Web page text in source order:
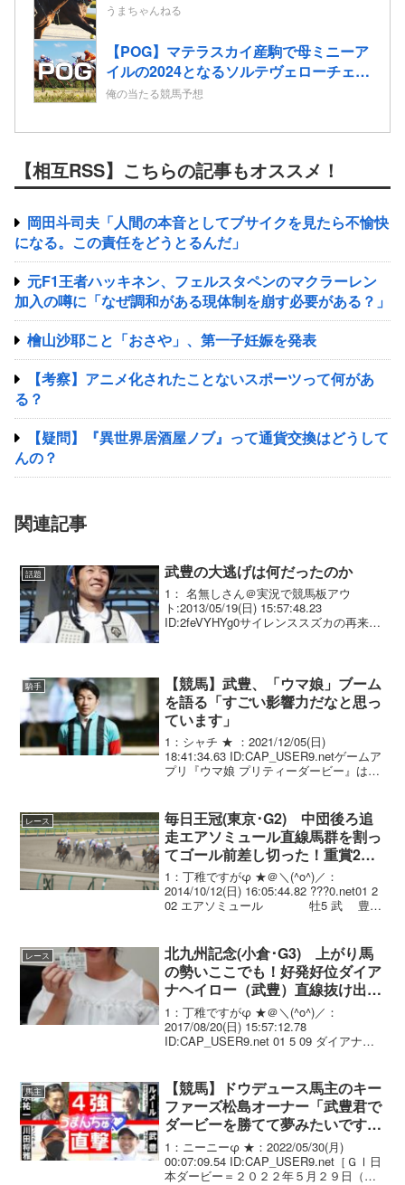
うまちゃんねる
【POG】マテラスカイ産駒で母ミニーア
イルの2024となるソルテヴェローチェの
2歳情報
俺の当たる競馬予想
【相互RSS】こちらの記事もオススメ！
岡田斗司夫「人間の本音としてブサイクを見たら不愉快
になる。この責任をどうとるんだ」
元F1王者ハッキネン、フェルスタペンのマクラーレン
加入の噂に「なぜ調和がある現体制を崩す必要がある？」
檜山沙耶こと「おさや」、第一子妊娠を発表
【考察】アニメ化されたことないスポーツって何があ
る？
【疑問】『異世界居酒屋ノブ』って通貨交換はどうして
んの？
関連記事
話題 武豊の大逃げは何だったのか
1： 名無しさん＠実況で競馬板アウ
ト:2013/05/19(日) 15:57:48.23
ID:2feVYHYg0サイレンススズカの再来か
騎手
【競馬】武豊、「ウマ娘」ブーム
を語る「すごい影響力だなと思っ
ています」
1：シャチ ★ ：2021/12/05(日)
18:41:34.63 ID:CAP_USER9.netゲームア
プリ『ウマ娘 プリティーダービー』は、
賞」や「Googl...
レース
毎日王冠(東京･G2) 中団後ろ追
走エアソミュール直線馬群を割っ
てゴール前差し切った！重賞2勝
目
1：丁稚ですがφ ★＠＼(^o^)／：
2014/10/12(日) 16:05:44.82 ???0.net01 2
02 エアソミュール 牡5 武 豊
レース
北九州記念(小倉･G3) 上がり馬
の勢いここでも！好発好位ダイア
ナヘイロー（武豊）直線抜け出し
4連勝！重賞初制覇
1：丁稚ですがφ ★＠＼(^o^)／：
2017/08/20(日) 15:57:12.78
ID:CAP_USER9.net 01 5 09 ダイアナヘ
馬主
【競馬】ドウデュース馬主のキー
ファーズ松島オーナー「武豊君で
ダービーを勝てて夢みたいです。
(凱旋門賞）行きます！」
1：ニーニーφ ★：2022/05/30(月)
00:07:09.54 ID:CAP_USER9.net［ＧⅠ日
本ダービー＝２０２２年５月２９日（日